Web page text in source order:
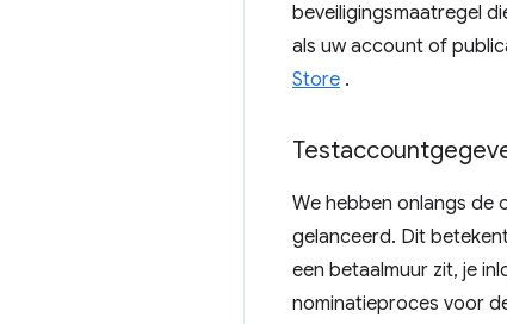
beveiligingsmaatregel
als uw account of
Store .
We hebben onlangs de
gelanceerd. Dit
een betaalmuur zit, je
nominatieproces voor